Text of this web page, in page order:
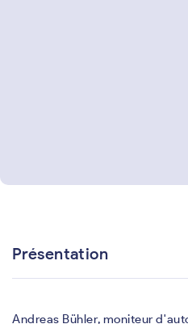
Présentation
Andreas Bühler, moniteur